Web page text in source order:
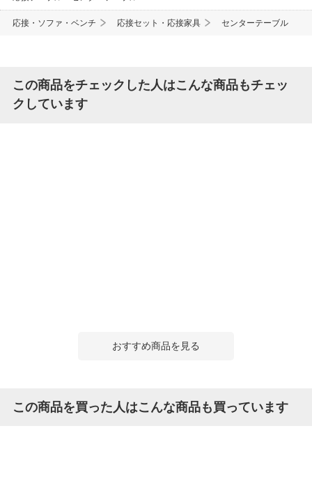
応接・ソファ・ベンチ 応接セット・応接家具 センターテーブル
この商品をチェックした人はこんな商品もチェッ
クしています
おすすめ商品を見る
この商品を買った人はこんな商品も買っています